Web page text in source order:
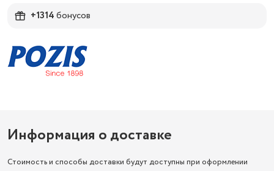
+1314бонусов
Информация о доставке
Стоимость и способы доставки будут доступны при оформлении